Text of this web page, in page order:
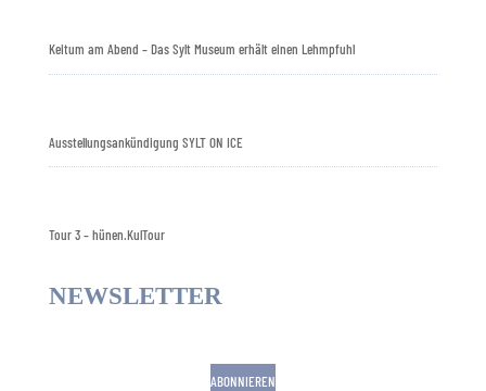
Keitum am Abend – Das Sylt Museum erhält einen Lehmpfuhl
Ausstellungsankündigung SYLT ON ICE
Tour 3 – hünen.KulTour
NEWSLETTER
ABONNIEREN